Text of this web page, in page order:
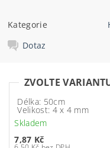
Kategorie
Dotaz
ZVOLTE
Délka: 50cm
Velikost: 4 x 4 mm
Skladem
7,87 Kč